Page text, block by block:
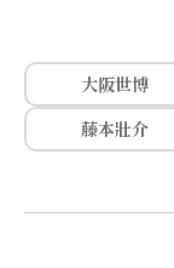
大阪世博
藤本壯介